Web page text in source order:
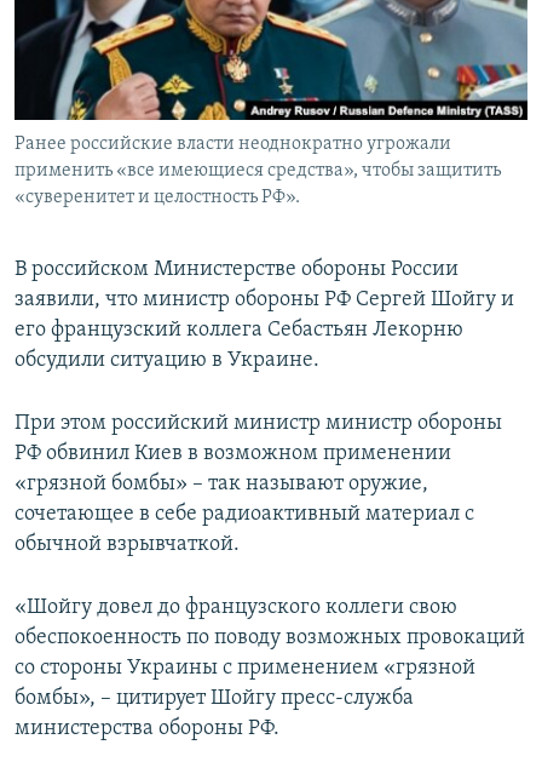
ПОБЕДИТЕЛЕЙ НЕ СУДЯТ?
КРЫМ.НЕПОКОРЕННЫЙ
ELIFBE
УКРАИНСКАЯ ПРОБЛЕМА КРЫМА
ПРИСОЕДИНЯЙТЕСЬ!
Ранее российские власти неоднократно угрожали
применить «все имеющиеся средства», чтобы защитить
«суверенитет и целостность РФ».
В российском Министерстве обороны России
заявили, что министр обороны РФ Сергей Шойгу и
его французский коллега Себастьян Лекорню
обсудили ситуацию в Украине.
При этом российский министр министр обороны
РФ обвинил Киев в возможном применении
«грязной бомбы» – так называют оружие,
сочетающее в себе радиоактивный материал с
обычной взрывчаткой.
«Шойгу довел до французского коллеги свою
обеспокоенность по поводу возможных провокаций
со стороны Украины с применением «грязной
бомбы», – цитирует Шойгу пресс-служба
министерства обороны РФ.